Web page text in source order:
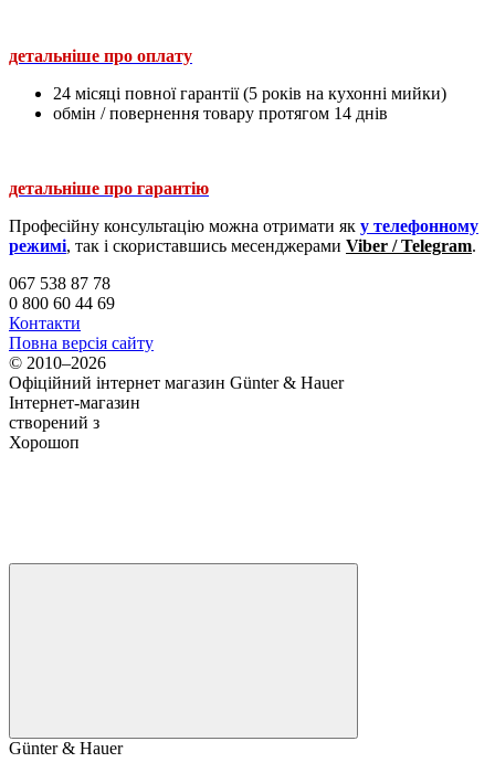
детальніше про оплату
24 місяці повної гарантії (5 років на кухонні мийки)
обмін / повернення товару протягом 14 днів
детальніше про гарантію
Професійну консультацію можна отримати як у телефонному
режимі, так і скориставшись месенджерами Viber / Telegram.
067 538 87 78
0 800 60 44 69
Контакти
Повна версія сайту
© 2010–2026
Офіційний інтернет магазин Günter & Hauer
Інтернет-магазин
створений з
Хорошоп
Günter & Hauer